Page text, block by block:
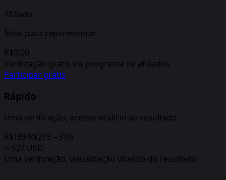
Afiliado
Ideal para experimentar
R$0,00
Verificação grátis via programa de afiliados
Participar grátis
Rápido
Uma verificação, acesso vitalício ao resultado
R$189 R$273 −31%
≈ $27 USD
Uma verificação, visualização vitalícia do resultado